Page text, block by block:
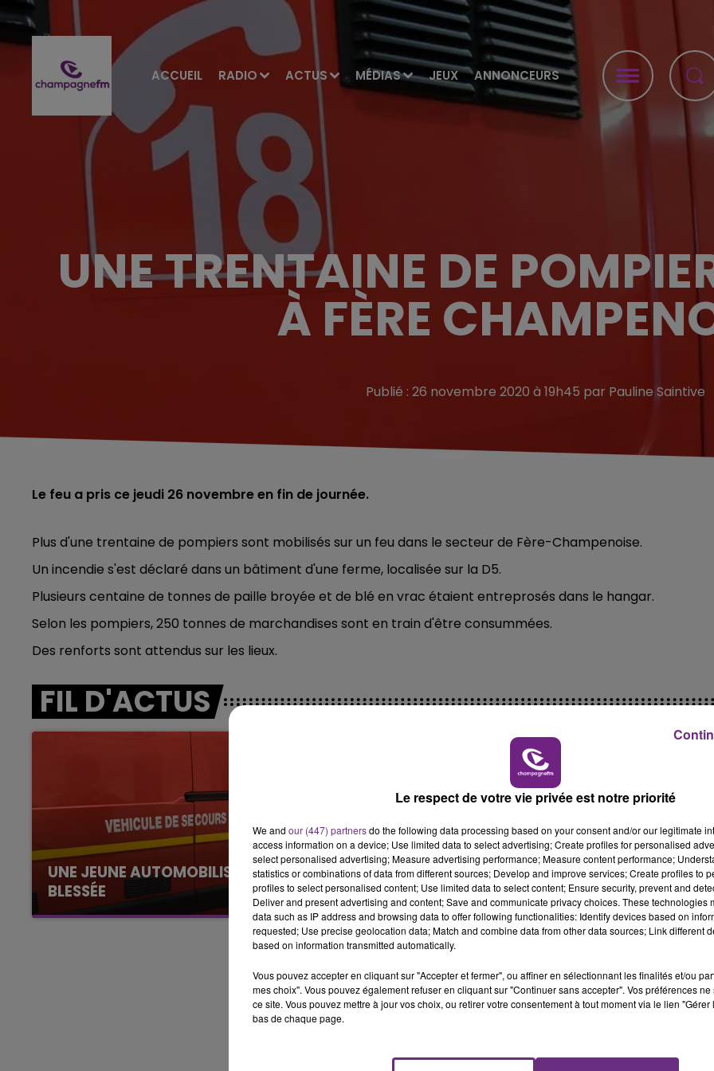
ACCUEIL RADIO ACTUS MÉDIAS JEUX ANNONCEURS
10h00 - 14h00
LE TICKET DE CAISSE
UNE TRENTAINE DE
À FÈRE
Publié : 26 novembre 2020 à 19h45 par Pauline Saintive
Le feu a pris ce jeudi 26 novembre en fin de journée.
Plus d'une trentaine de pompiers sont mobilisés sur un feu dans le secteur de Fère-Champenoise.
Un incendie s'est déclaré dans un bâtiment d'une ferme, localisée sur la D5.
Plusieurs centaine de tonnes de paille broyée et de blé en vrac étaient entreprosés dans le hangar.
Selon les pompiers, 250 tonnes de marchandises sont en train d'être consummées.
Des renforts sont attendus sur les lieux.
FIL D'ACTUS
UNE JEUNE AUTOMOBILISTE GRIÈVEMENT
BLESSÉE
Une automobiliste s'est retrouvée piégée dans
son véhicule après une collision avec un poids
lourd. Très grièvement blessée, la jeune femme
SI TOUT LE MONDE FAIT ÇA, MOI L'ANNÉE
PROCHAINE JE VENDANGE EN...
La vendange en Champagne a débuté ce jeudi
6 août dans la commune de Montgueux (Aube).
Du jamais vu !
Le respect de votre vie privée est notre priorité
We and our (447) partnersdo the following data processing based on your consent and/or our legitimate
access information on a device; Use limited data to select advertising; Create profiles for personalised
select personalised advertising; Measure advertising performance; Measure content performance;
statistics or combinations of data from different sources; Develop and improve services; Create profiles to
profiles to select personalised content; Use limited data to select content; Ensure security, prevent and
Deliver and present advertising and content; Save and communicate privacy choices. These technologies
data such as IP address and browsing data to offer following functionalities: Identify devices based on
requested; Use precise geolocation data; Match and combine data from other data sources; Link different
based on information transmitted automatically.
Vous pouvez accepter en cliquant sur "Accepter et fermer", ou affiner en sélectionnant les finalités et/ou
mes choix". Vous pouvez également refuser en cliquant sur "Continuer sans accepter". Vos préférences
ce site. Vous pouvez mettre à jour vos choix, ou retirer votre consentement à tout moment via le lien
bas de chaque page.